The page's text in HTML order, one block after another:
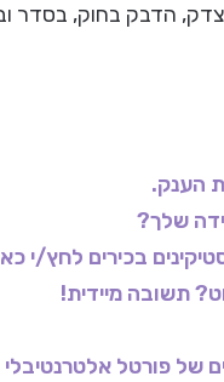
הדבק בחוק, בסדר
הענק.
שלך?
בכירים לחץ/י
תשובה מיידית!
של פורטל